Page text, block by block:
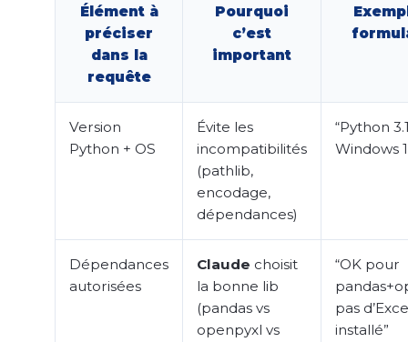
Élément à
préciser
dans la
requête
Pourquoi
c’est
important
Version
Python + OS
Évite les
incompatibilités
(pathlib,
encodage,
dépendances)
“Python
Windows
Dépendances
autorisées
Claude choisit
la bonne lib
(pandas vs
openpyxl vs
“OK pour
pas
installé”